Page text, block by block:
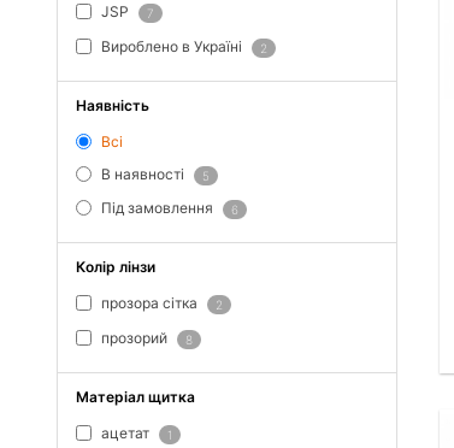
JSP 7
Вироблено в Україні 2
Наявність
Всі
В наявності
5
Під замовлення 6
Колір лінзи
прозора сітка 2
прозорий 8
Матеріал щитка
ацетат 1